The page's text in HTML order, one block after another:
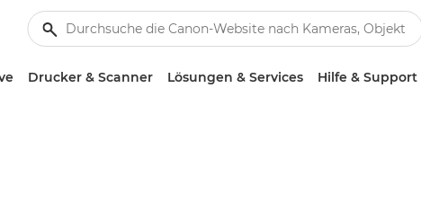
Drucker & Scanner Lösungen & Services Hilfe & Support